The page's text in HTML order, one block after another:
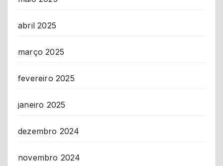
abril 2025
março 2025
fevereiro 2025
janeiro 2025
dezembro 2024
novembro 2024